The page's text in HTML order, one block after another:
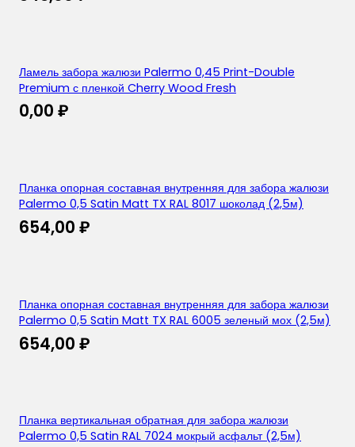
Ламель забора жалюзи Palermo 0,45 Print-Double
Premium с пленкой Cherry Wood Fresh
0,00 ₽
Планка опорная составная внутренняя для забора жалюзи
Palermo 0,5 Satin Matt TX RAL 8017 шоколад (2,5м)
654,00 ₽
Планка опорная составная внутренняя для забора жалюзи
Palermo 0,5 Satin Matt TX RAL 6005 зеленый мох (2,5м)
654,00 ₽
Планка вертикальная обратная для забора жалюзи
Palermo 0,5 Satin RAL 7024 мокрый асфальт (2,5м)